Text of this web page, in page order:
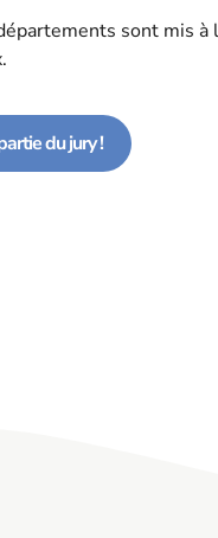
sont mis à
du jury !